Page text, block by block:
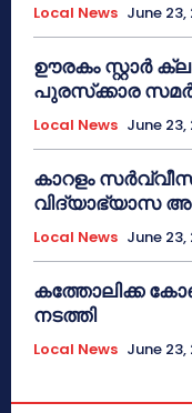
Local News June 23,
ഊരകം സ്റ്റാർ
പുരസ്‌ക്കാര
Local News June 23,
കാറളം
വിദ്യാഭ്യാസ
Local News June 23,
കത്തോലിക്ക
നടത്തി
Local News June 23,